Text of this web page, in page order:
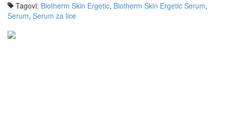
Tagovi: Biotherm Skin Ergetic, Biotherm Skin Ergetic Serum,
Serum, Serum za lice